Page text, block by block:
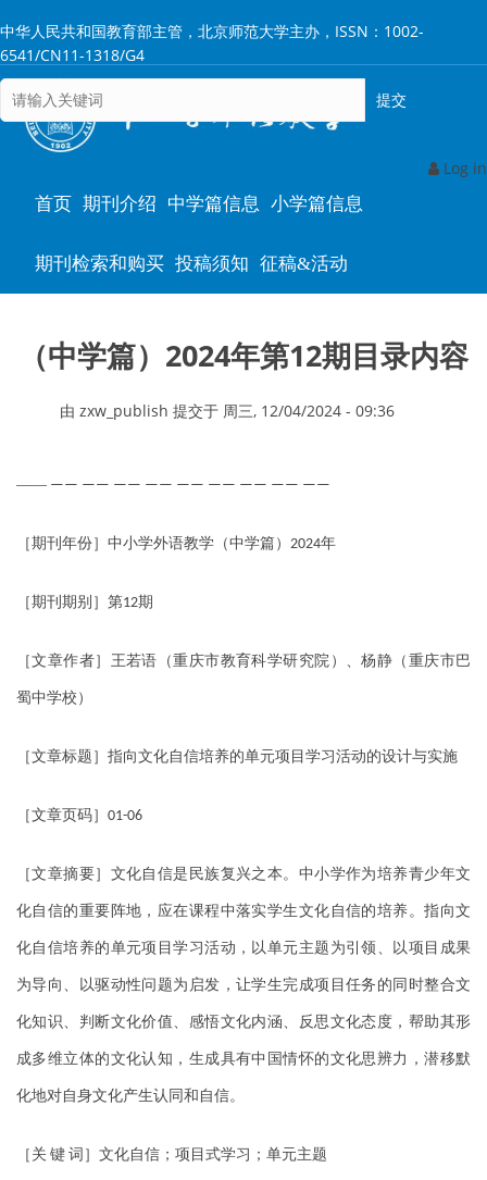
转
到
主
要
中华人民共和国教育部主管，北京师范大学主办，ISSN：1002-
6541/CN11-1318/G4
Log in
Main
navigation
首页 期刊介绍 中学篇信息 小学篇信息
期刊检索和购买 投稿须知 征稿&活动
（中学篇）2024年第12期目录内容
由 zxw_publish 提交于 周三, 12/04/2024 - 09:36
—— —— —— —— —— —— —— —— —— ——
［期刊年份］中小学外语教学（中学篇） 2024年
［期刊期别］第12期
［文章作者］王若语（重庆市教育科学研究院）、杨静（重庆市巴
蜀中学校）
［文章标题］指向文化自信培养的单元项目学习活动的设计与实施
［文章页码］ 01-06
［文章摘要］文化自信是民族复兴之本。中小学作为培养青少年文
化自信的重要阵地，应在课程中落实学生文化自信的培养。指向文
化自信培养的单元项目学习活动，以单元主题为引领、以项目成果
为导向、以驱动性问题为启发，让学生完成项目任务的同时整合文
化知识、判断文化价值、感悟文化内涵、反思文化态度，帮助其形
成多维立体的文化认知，生成具有中国情怀的文化思辨力，潜移默
化地对自身文化产生认同和自信。
［关 键 词］文化自信；项目式学习；单元主题